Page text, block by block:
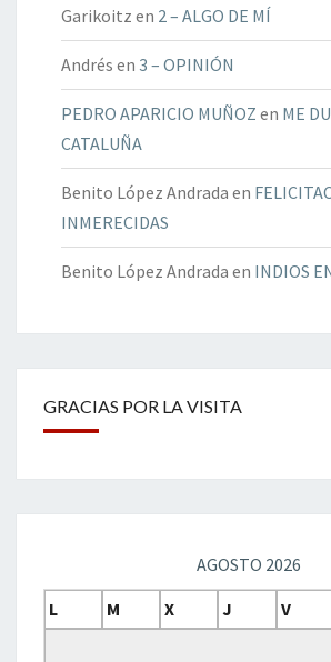
Garikoitz en 2 – ALGO DE MÍ
Andrés en 3 – OPINIÓN
PEDRO APARICIO MUÑOZ en ME
CATALUÑA
Benito López Andrada en
INMERECIDAS
Benito López Andrada en INDIOS
GRACIAS POR LA VISITA
AGOSTO 2026
L
M X J V